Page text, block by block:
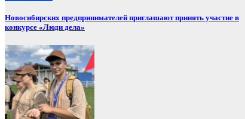
Новосибирских предпринимателей приглашают принять участие в
конкурсе «Люди дела»